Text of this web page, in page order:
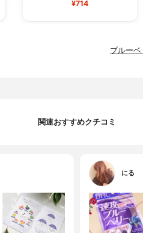
¥714
ブルー
関連おすすめクチコミ
にる